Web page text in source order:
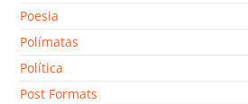
Poesia
Polímatas
Política
Post Formats